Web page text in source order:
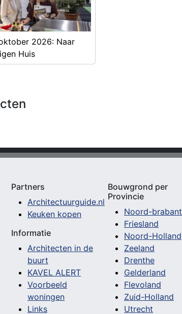
2026: Naar
Huis
Partners
Architectuurguide.nl
Keuken kopen
Informatie
Architecten in de
buurt
KAVEL ALERT
Voorbeeld
woningen
Links
Bouwgrond per
Provincie
Noord-brabant
Friesland
Noord-Holland
Zeeland
Drenthe
Gelderland
Flevoland
Zuid-Holland
Utrecht